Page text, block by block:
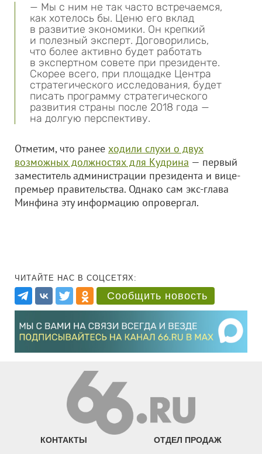
— Мы с ним не так часто встречаемся,
как хотелось бы. Ценю его вклад
в развитие экономики. Он крепкий
и полезный эксперт. Договорились,
что более активно будет работать
в экспертном совете при президенте.
Скорее всего, при площадке Центра
стратегического исследования, будет
писать программу стратегического
развития страны после 2018 года —
на долгую перспективу.
Отметим, что ранее ходили слухи о двух
возможных должностях для Кудрина — первый
заместитель администрации президента и вице-
премьер правительства. Однако сам экс-глава
Минфина эту информацию опровергал.
ЧИТАЙТЕ НАС В СОЦСЕТЯХ:
Сообщить новость
КОНТАКТЫ ОТДЕЛ ПРОДАЖ